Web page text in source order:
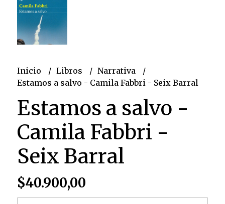
Inicio Libros
Narrativa
Estamos a salvo - Camila Fabbri - Seix Barral
Estamos a salvo -
Camila Fabbri -
Seix Barral
$40.900,00